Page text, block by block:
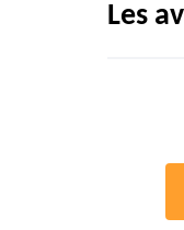
Les